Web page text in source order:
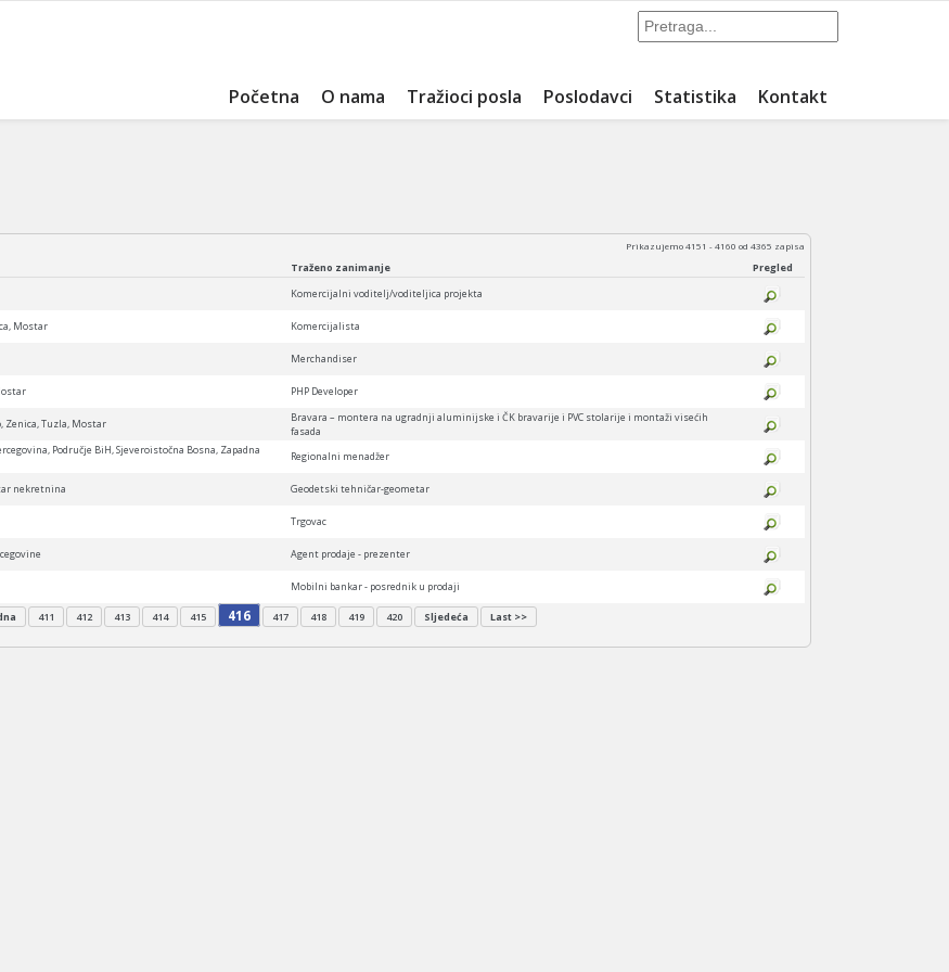
Početna O nama Tražioci posla Poslodavci Statistika Kontakt
Prikazujemo 4151 - 4160 od 4365 zapisa
Traženo zanimanje
Pregled
Komercijalni voditelj/voditeljica projekta
Mostar
Komercijalista
Merchandiser
PHP Developer
Zenica, Tuzla, Mostar
Bravara – montera na ugradnji aluminijske i ČK bravarije i PVC stolarije i montaži visećih
fasada
Područje BiH, Sjeveroistočna Bosna, Zapadna
Regionalni menadžer
nekretnina
Geodetski tehničar-geometar
Trgovac
Agent prodaje - prezenter
Mobilni bankar - posrednik u prodaji
411 412 413 414 415 416 417 418 419 420 Sljedeća Last >>